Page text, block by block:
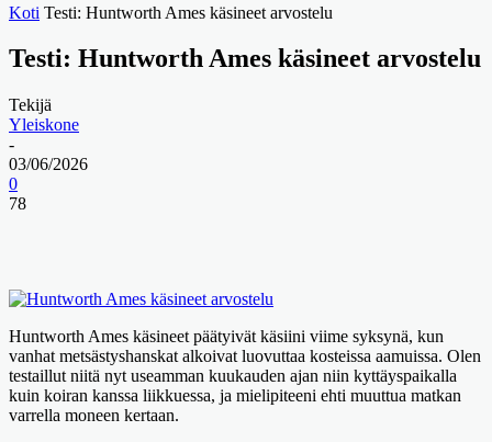
Koti Testi: Huntworth Ames käsineet arvostelu
Testi: Huntworth Ames käsineet arvostelu
Tekijä
Yleiskone
-
03/06/2026
0
78
Huntworth Ames käsineet päätyivät käsiini viime syksynä, kun
vanhat metsästyshanskat alkoivat luovuttaa kosteissa aamuissa. Olen
testaillut niitä nyt useamman kuukauden ajan niin kyttäyspaikalla
kuin koiran kanssa liikkuessa, ja mielipiteeni ehti muuttua matkan
varrella moneen kertaan.